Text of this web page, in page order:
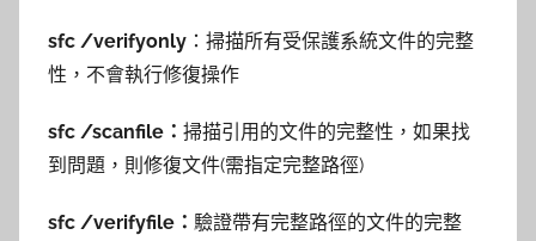
sfc /verifyonly ：掃描所有受保護系統文件的完整
性，不會執行修復操作
sfc /scanfile： 掃描引用的文件的完整性，如果找
到問題，則修復文件(需指定完整路徑)
sfc /verifyfile： 驗證帶有完整路徑的文件的完整